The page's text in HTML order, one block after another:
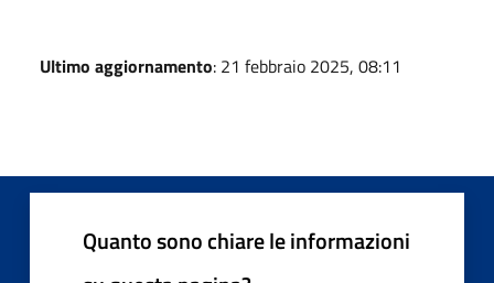
Ultimo aggiornamento: 21 febbraio 2025, 08:11
Quanto sono chiare le informazioni